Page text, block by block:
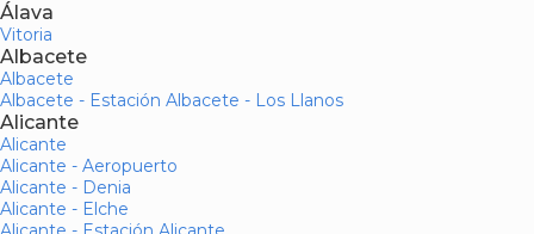
Álava
Vitoria
Albacete
Albacete
Albacete - Estación Albacete - Los Llanos
Alicante
Alicante
Alicante - Aeropuerto
Alicante - Denia
Alicante - Elche